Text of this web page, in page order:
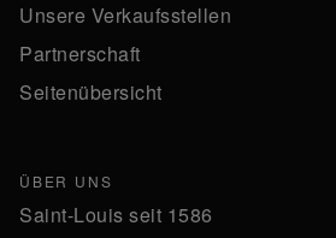
Unsere Verkaufsstellen
Partnerschaft
Seitenübersicht
ÜBER UNS
Saint-Louis seit 1586